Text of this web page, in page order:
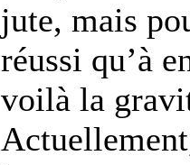
jute, mais
réussi qu’à
voilà la